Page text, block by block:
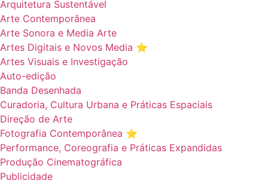
Arquitetura Sustentável
Arte Contemporânea
Arte Sonora e Media Arte
Artes Digitais e Novos Media ⭐️
Artes Visuais e Investigação
Auto-edição
Banda Desenhada
Curadoria, Cultura Urbana e Práticas Espaciais
Direção de Arte
Fotografia Contemporânea ⭐️
Performance, Coreografia e Práticas Expandidas
Produção Cinematográfica
Publicidade